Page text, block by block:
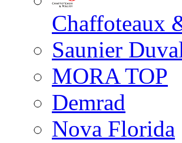
Chaffoteaux
Saunier
MORA TOP
Demrad
Nova Florida